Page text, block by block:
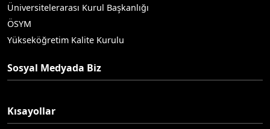
Üniversitelerarası Kurul Başkanlığı
ÖSYM
Yükseköğretim Kalite Kurulu
Sosyal Medyada Biz
Kısayollar